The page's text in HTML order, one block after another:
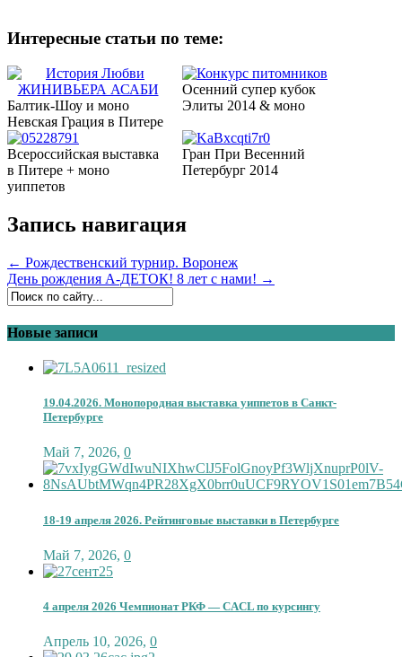
Интересные статьи по теме:
Балтик-Шоу и моно
Невская Грация в Питере
Осенний супер кубок
Элиты 2014 & моно
Всероссийская выставка
в Питере + моно
уиппетов
Гран При Весенний
Петербург 2014
Запись навигация
← Рождественский турнир. Воронеж
День рождения А-ДЕТОК! 8 лет с нами! →
Новые записи
19.04.2026. Монопородная выставка уиппетов в Санкт-
Петербурге
Май 7, 2026, 0
18-19 апреля 2026. Рейтинговые выставки в Петербурге
Май 7, 2026, 0
4 апреля 2026 Чемпионат РКФ — CACL по курсингу
Апрель 10, 2026, 0